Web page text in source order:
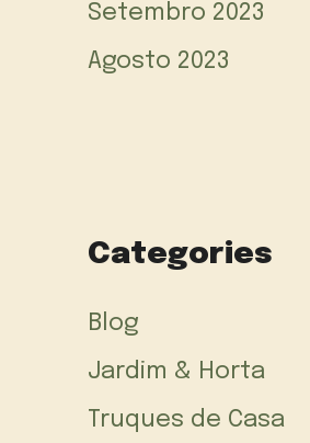
Setembro 2023
Agosto 2023
Categories
Blog
Jardim & Horta
Truques de Casa